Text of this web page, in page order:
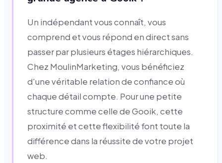
Un indépendant vous connaît, vous
comprend et vous répond en direct sans
passer par plusieurs étages hiérarchiques.
Chez MoulinMarketing, vous bénéficiez
d'une véritable relation de confiance où
chaque détail compte. Pour une petite
structure comme celle de Gooik, cette
proximité et cette flexibilité font toute la
différence dans la réussite de votre projet
web.